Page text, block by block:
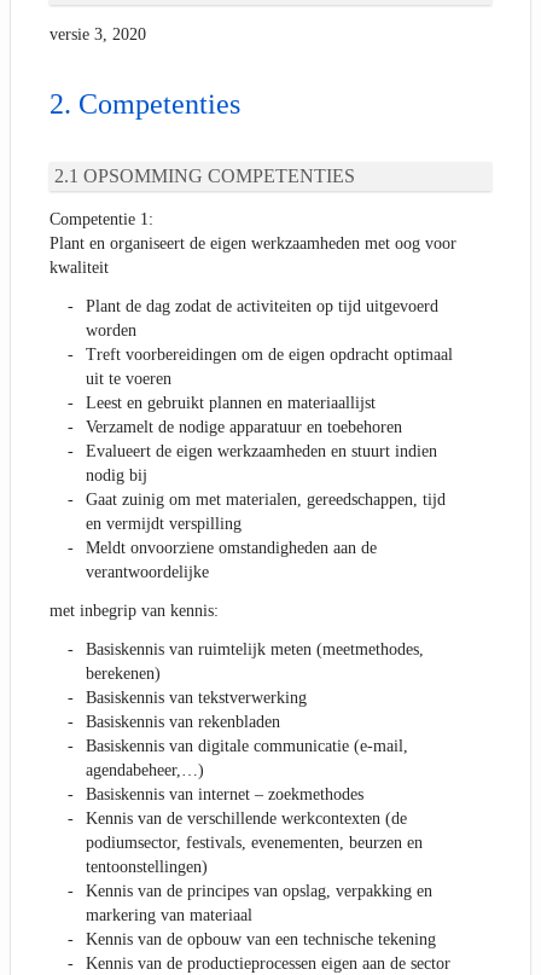
versie 3, 2020
Competenties
OPSOMMING COMPETENTIES
Competentie 1:
Plant en organiseert de eigen werkzaamheden met oog voor
kwaliteit
Plant de dag zodat de activiteiten op tijd uitgevoerd
worden
Treft voorbereidingen om de eigen opdracht optimaal
uit te voeren
Leest en gebruikt plannen en materiaallijst
Verzamelt de nodige apparatuur en toebehoren
Evalueert de eigen werkzaamheden en stuurt indien
nodig bij
Gaat zuinig om met materialen, gereedschappen, tijd
en vermijdt verspilling
Meldt onvoorziene omstandigheden aan de
verantwoordelijke
met inbegrip van kennis:
Basiskennis van ruimtelijk meten (meetmethodes,
berekenen)
Basiskennis van tekstverwerking
Basiskennis van rekenbladen
Basiskennis van digitale communicatie (e-mail,
agendabeheer,…)
Basiskennis van internet – zoekmethodes
Kennis van de verschillende werkcontexten (de
podiumsector, festivals, evenementen, beurzen en
tentoonstellingen)
Kennis van de principes van opslag, verpakking en
markering van materiaal
Kennis van de opbouw van een technische tekening
Kennis van de productieprocessen eigen aan de sector